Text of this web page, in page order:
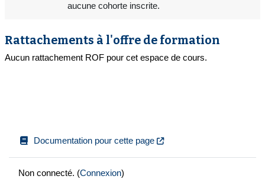
aucune cohorte inscrite.
Rattachements à l'offre de formation
Aucun rattachement ROF pour cet espace de cours.
Documentation pour cette page
Non connecté. (Connexion)